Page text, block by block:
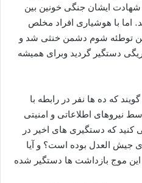
شهادت ایشان جنگی خونین بین
اما با هوشیاری افراد مخلص
توطئه شوم دشمن خنثی شد و
دستگیر گردید وبرای همیشه
که ده ها نفر در رابطه با
نیروهای اطلاعاتی و امنیتی
کنید که دستگیری های اخیر در
جیش العدل بوده است؟ و آیا
موج بازداشت ها دستگیر شده